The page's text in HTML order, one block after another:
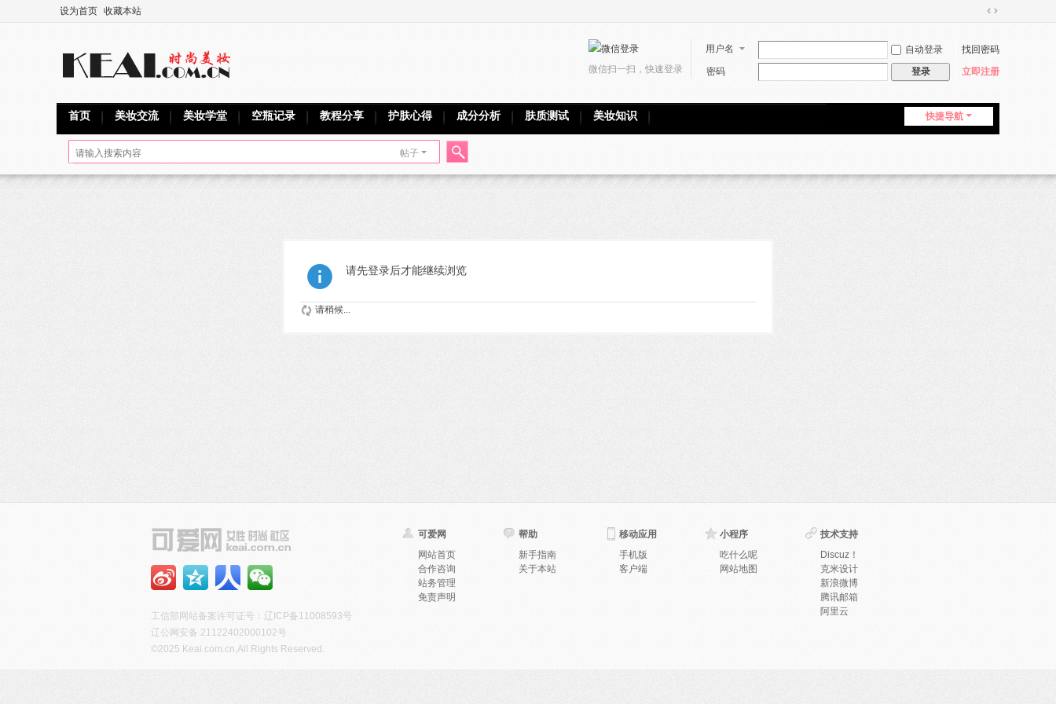
设为首页 收藏本站
切
到
宽
用户名 自动登录
找回密码
密码
登录 立即注册
微信扫一扫，快速登录
快捷导航
首页 美妆交流 美妆学堂 空瓶记录 教程分享 护肤心得 成分分析 肤质测试 美妆知识
帖子
搜
请先登录后才能继续浏览
请稍候...
工信部网站备案许可证号： 辽ICP备11008593号
辽公网安备 21122402000102号
©2025 Keai.com.cn,All Rights Reserved.
可爱网
网站首页
合作咨询
站务管理
免责声明
帮助
新手指南
关于本站
移动应用
手机版
客户端
小程序
吃什么呢
网站地图
技术支持
Discuz！
克米设计
新浪微博
腾讯邮箱
阿里云